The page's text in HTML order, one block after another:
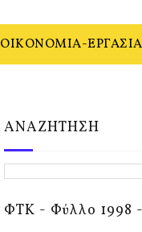
ΟΙΚΟΝΟΜΙΑ-
ΑΝΑΖΗΤΗΣΗ
ΦΤΚ - Φύλλο 1998